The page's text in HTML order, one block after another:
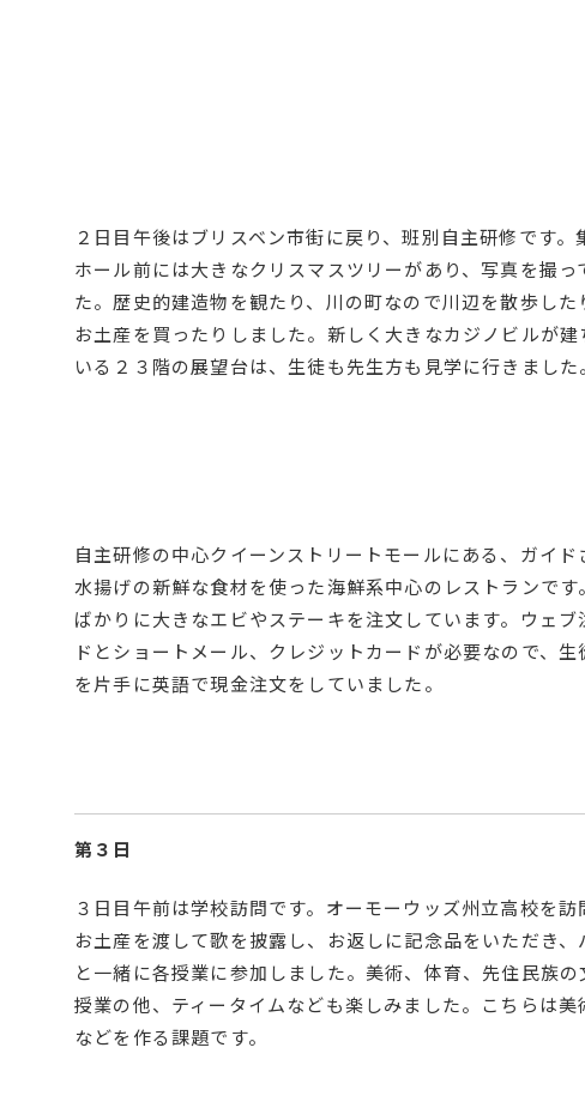
２日目午後はブリスベン市街に戻り、班別自主研修です。
ホール前には大きなクリスマスツリーがあり、写真を撮っ
た。歴史的建造物を観たり、川の町なので川辺を散歩した
お土産を買ったりしました。新しく大きなカジノビルが
いる２３階の展望台は、生徒も先生方も見学に行きました。
自主研修の中心クイーンストリートモールにある、ガイ
水揚げの新鮮な食材を使った海鮮系中心のレストランです
ばかりに大きなエビやステーキを注文しています。ウェブ
ドとショートメール、クレジットカードが必要なので、生
を片手に英語で現金注文をしていました。
第３日
３日目午前は学校訪問です。オーモーウッズ州立高校を訪
お土産を渡して歌を披露し、お返しに記念品をいただき、
と一緒に各授業に参加しました。美術、体育、先住民族
授業の他、ティータイムなども楽しみました。こちらは美
などを作る課題です。